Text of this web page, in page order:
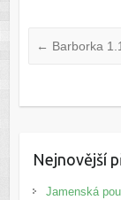
← Barborka
Nejnovější
Jamenská